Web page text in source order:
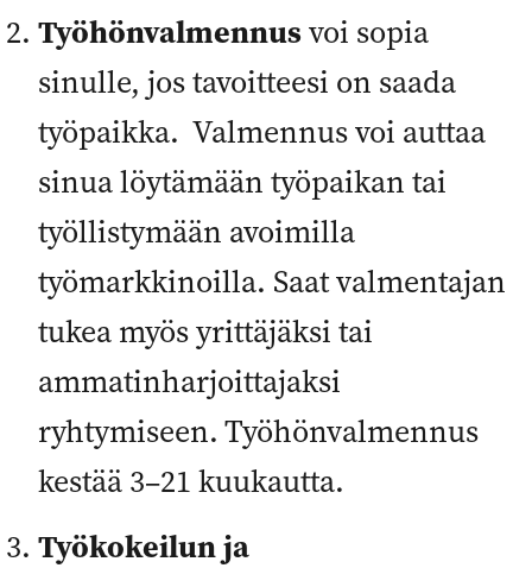
Työhönvalmennusvoi sopia
sinulle, jos tavoitteesi on saada
työpaikka. Valmennus voi auttaa
sinua löytämään työpaikan tai
työllistymään avoimilla
työmarkkinoilla. Saat valmentajan
tukea myös yrittäjäksi tai
ammatinharjoittajaksi
ryhtymiseen. Työhönvalmennus
kestää 3–21 kuukautta.
Työkokeilun ja